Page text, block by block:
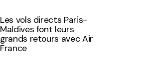
Les vols directs Paris-
Maldives font leurs
grands retours avec Air
France